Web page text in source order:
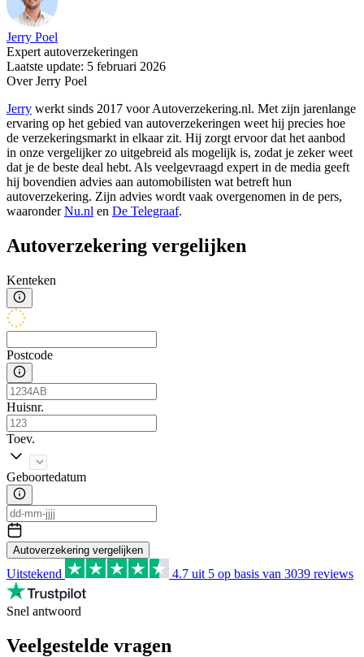
Jerry Poel
Expert autoverzekeringen
Laatste update: 5 februari 2026
Over Jerry Poel
Jerry werkt sinds 2017 voor Autoverzekering.nl. Met zijn jarenlange
ervaring op het gebied van autoverzekeringen weet hij precies hoe
de verzekeringsmarkt in elkaar zit. Hij zorgt ervoor dat het aanbod
in onze vergelijker zo uitgebreid als mogelijk is, zodat je zeker weet
dat je de beste deal hebt. Als veelgevraagd expert in de media geeft
hij bovendien advies aan automobilisten wat betreft hun
autoverzekering. Zijn advies wordt vaak overgenomen in de pers,
waaronderNu.nl en De Telegraaf.
Autoverzekering vergelijken
Kenteken
Postcode
Huisnr.
Toev.
Geboortedatum
Autoverzekering vergelijken
Uitstekend 4.7 uit 5 op basis van 3039 reviews
Snel antwoord
Veelgestelde vragen